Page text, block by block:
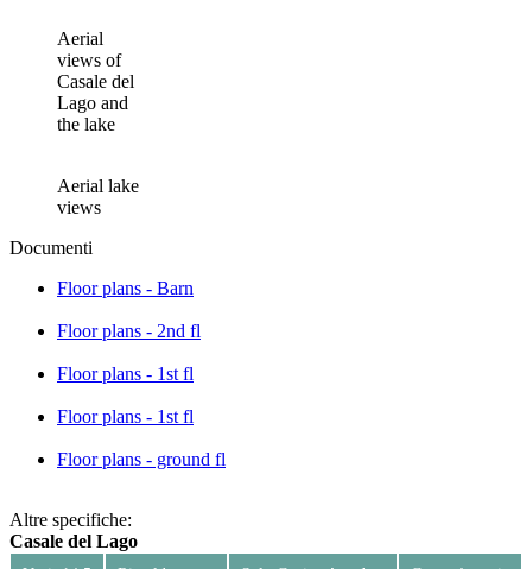
Aerial
views of
Casale del
Lago and
the lake
Aerial lake
views
Documenti
Floor plans - Barn
Floor plans - 2nd fl
Floor plans - 1st fl
Floor plans - 1st fl
Floor plans - ground fl
Altre specifiche:
Casale del Lago